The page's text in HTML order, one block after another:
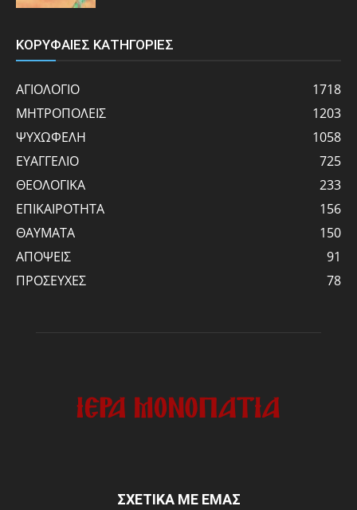
ΚΟΡΥΦΑΙΕΣ ΚΑΤΗΓΟΡΙΕΣ
ΑΓΙΟΛΟΓΙΟ
1718
ΜΗΤΡΟΠΟΛΕΙΣ
1203
ΨΥΧΩΦΕΛΗ
1058
ΕΥΑΓΓΕΛΙΟ
725
ΘΕΟΛΟΓΙΚΑ
233
ΕΠΙΚΑΙΡΟΤΗΤΑ
156
ΘΑΥΜΑΤΑ
150
ΑΠΟΨΕΙΣ
91
ΠΡΟΣΕΥΧΕΣ
78
ΣΧΕΤΙΚΑ ΜΕ ΕΜΑΣ